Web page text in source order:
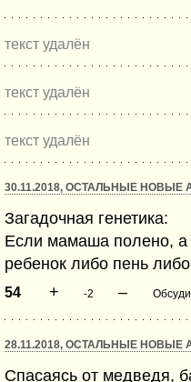
текст удалён
текст удалён
текст удалён
30.11.2018, ОСТАЛЬНЫЕ НОВЫЕ
Загадочная генетика:
Если мамаша полено, а
ребенок либо пень
54 + -2 –
28.11.2018, ОСТАЛЬНЫЕ НОВЫЕ
Спасаясь от медведя,